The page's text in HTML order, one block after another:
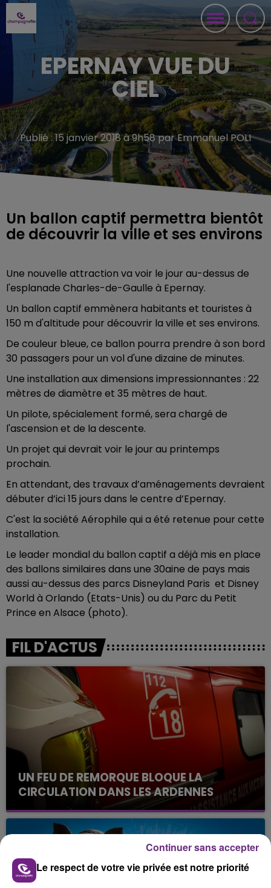
EPERNAY VUE DU
CIEL
Publié : 15 janvier 2018 à 9h58 par Emmanuel POLI
Un ballon captif permettra bientôt
de découvrir la ville et ses environs
Une nouvelle attraction va voir le jour au-dessus de
l'esplanade Charles-de-Gaulle à Epernay.
Un ballon captif emmènera habitants et touristes à
150 m d'altitude pour découvrir la ville et ses environs.
De couleur bleue, ce ballon pourra prendre à son bord
30 passagers pour un vol d'une dizaine de minutes.
Une installation aux dimensions impressionnantes : 22
mètres de diamètre et 35 mètres de haut.
Un pilote, spécialement formé, sera chargé de
l'ascension et de la descente.
Un projet qui devrait voir le jour au printemps
prochain.
En attendant, des travaux d’aménagements devraient
débuter d’ici 15 jours dans le centre d’Epernay.
C'est la société Aérophile qui a été retenue pour cette
installation.
Le leader mondial du ballon captif a déjà mis en place
des ballons similaires dans une 30aine de pays mais
aussi au-dessus des parcs Disneyland Paris et Disney
World à Orlando (Etats-Unis) ou du Parc du Petit
Prince en Alsace (photo).
FIL D'ACTUS
UN FEU DE REMORQUE BLOQUE LA
CIRCULATION DANS LES ARDENNES
Un feu de remorque s'est déclaré ce mercredi en
fin de matinée sur l'A34.
Le respect de votre vie privée est notre priorité
Continuer sans accepter